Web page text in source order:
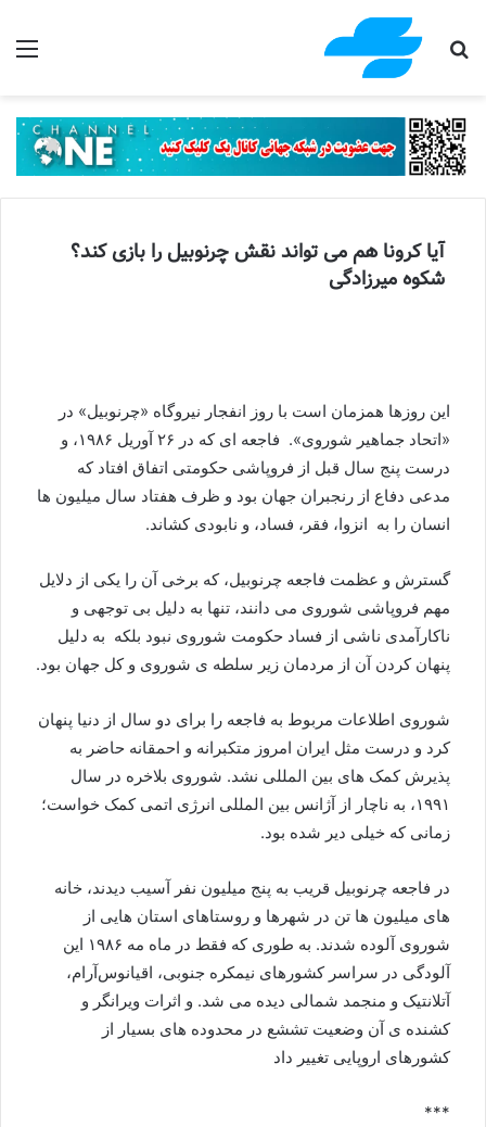
جستجو برای
آیا کرونا هم می تواند نقش چرنوبیل را بازی کند؟
شکوه میرزادگی
این روزها همزمان است با روز انفجار نیروگاه «چرنوبیل» در
«اتحاد جماهیر شوروی». فاجعه ای که در ۲۶ آوریل ۱۹۸۶، و
درست پنج سال قبل از فروپاشی حکومتی اتفاق افتاد که
مدعی دفاع از رنجبران جهان بود و ظرف هفتاد سال میلیون ها
انسان را به انزوا، فقر، فساد، و نابودی کشاند.
گسترش و عظمت فاجعه چرنوبیل، که برخی آن را یکی از دلایل
مهم فروپاشی شوروی می دانند، تنها به دلیل بی توجهی و
ناکارآمدی ناشی از فساد حکومت شوروی نبود بلکه به دلیل
پنهان کردن آن از مردمان زیر سلطه ی شوروی و کل جهان بود.
شوروی اطلاعات مربوط به فاجعه را برای دو سال از دنیا پنهان
کرد و درست مثل ایران امروز متکبرانه و احمقانه حاضر به
پذیرش کمک های بین المللی نشد. شوروی بلاخره در سال
۱۹۹۱، به ناچار از آژانس بین المللی انرژی اتمی کمک خواست؛
زمانی که خیلی دیر شده بود.
در فاجعه چرنوبیل قریب به پنج میلیون نفر آسیب دیدند، خانه
های میلیون ها تن در شهرها و روستاهای استان هایی از
شوروی آلوده شدند. به طوری که فقط در ماه مه ۱۹۸۶ این
آلودگی در سراسر کشورهای نیمکره جنوبی، اقیانوس‌آرام،
آتلانتیک و منجمد شمالی دیده می شد. و اثرات ویرانگر و
کشنده ی آن وضعیت تششع در محدوده های بسیار از
کشورهای اروپایی تغییر داد
***